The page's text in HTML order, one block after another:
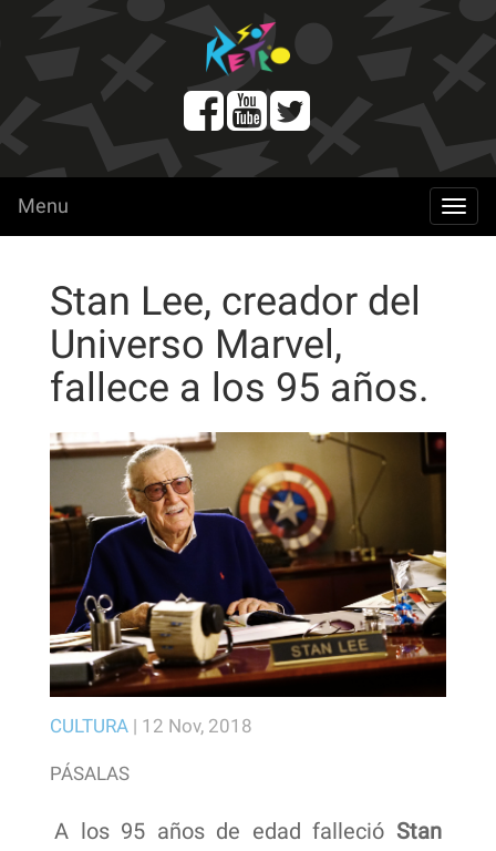
menu
Menu
Stan Lee, creador del
Universo Marvel,
fallece a los 95 años.
CULTURA | 12 Nov, 2018
PÁSALAS
A los 95 años de edad falleció Stan